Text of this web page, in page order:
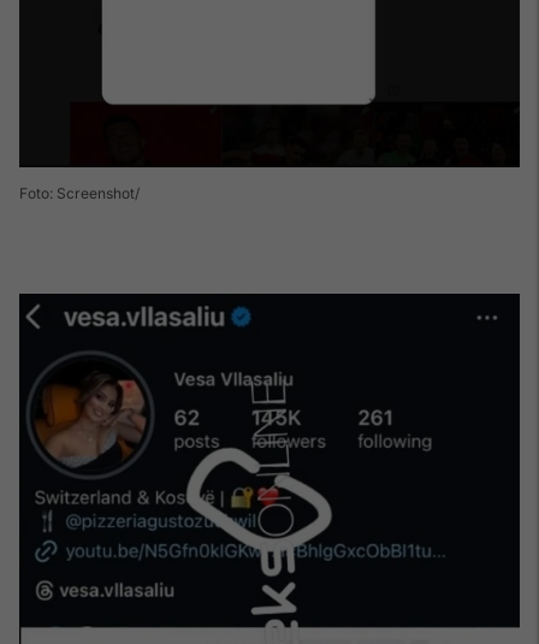
Foto: Screenshot